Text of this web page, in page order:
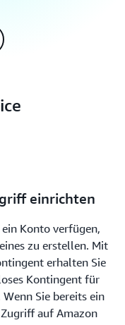
einrichten
Konto verfügen,
zu erstellen. Mit
erhalten Sie
Kontingent für
Sie bereits ein
auf Amazon